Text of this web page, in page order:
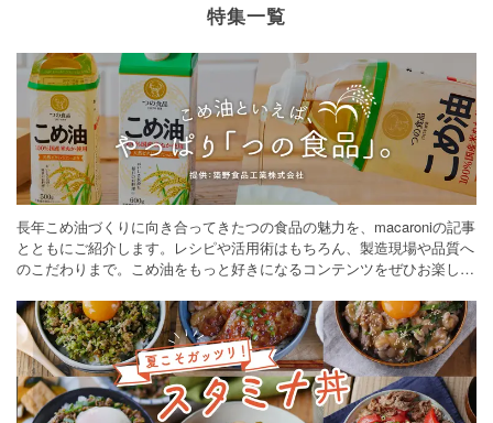
特集一覧
長年こめ油づくりに向き合ってきたつの食品の魅力を、macaroniの記事
とともにご紹介します。レシピや活用術はもちろん、製造現場や品質へ
のこだわりまで。こめ油をもっと好きになるコンテンツをぜひお楽しみ